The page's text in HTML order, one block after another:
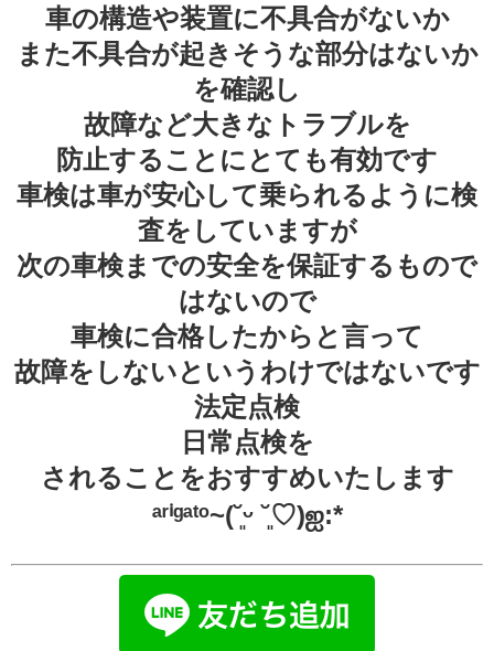
車の構造や装置に不具合がないか
また不具合が起きそうな部分はないか
を確認し
故障など大きなトラブルを
防止することにとても有効です
車検は車が安心して乗られるように検
査をしていますが
次の車検までの安全を保証するもので
はないので
車検に合格したからと言って
故障をしないというわけではないです
法定点検
日常点検を
されることをおすすめいたします
ᵃʳⁱᵍᵃᵗᵒ~(˘͈ᵕ ˘͈♡)ஐ:*